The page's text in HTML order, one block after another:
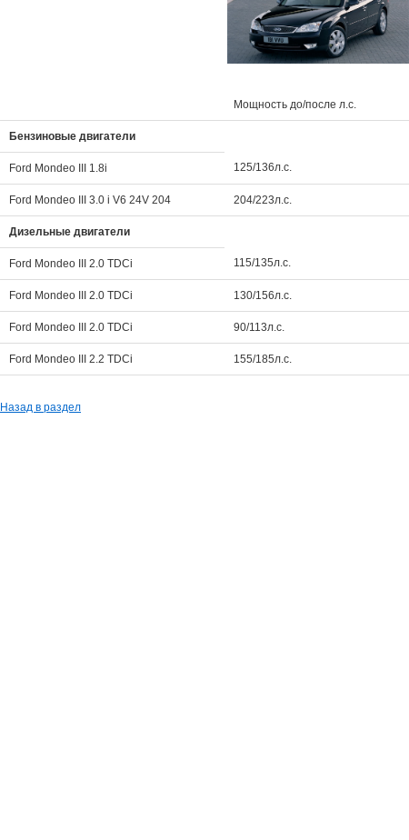
Мощность до/после л.с.
Бензиновые двигатели
Ford Mondeo III 1.8i 125/136л.с.
Ford Mondeo III 3.0 i V6 24V 204 204/223л.с.
Дизельные двигатели
Ford Mondeo III 2.0 TDCi 115/135л.с.
Ford Mondeo III 2.0 TDCi 130/156л.с.
Ford Mondeo III 2.0 TDCi 90/113л.с.
Ford Mondeo III 2.2 TDCi 155/185л.с.
Назад в раздел